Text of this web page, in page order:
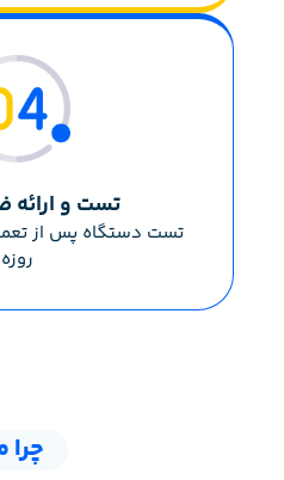
تست و ارائه
روزه
چرا